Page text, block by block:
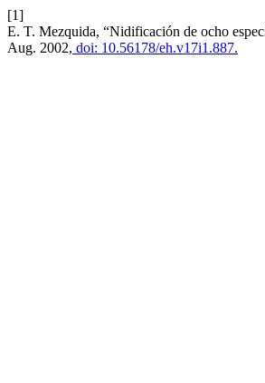
[1]
E. T. Mezquida, “Nidificación de ocho
Aug. 2002, doi: 10.56178/eh.v17i1.887.